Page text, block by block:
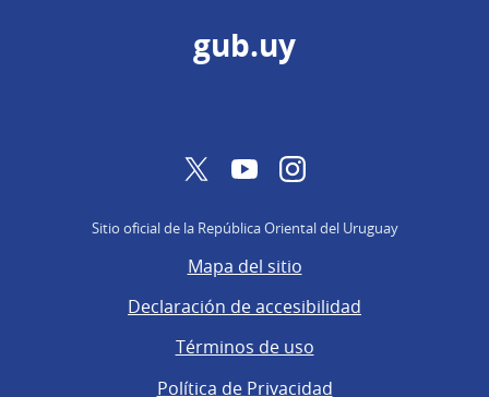
gub.uy
TwitterYouTubeInstagram
Sitio oficial de la República Oriental del Uruguay
Mapa del sitio
Declaración de accesibilidad
Términos de uso
Política de Privacidad